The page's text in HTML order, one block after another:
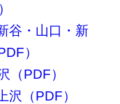
谷・山口・新
）
（PDF）
沢（PDF）